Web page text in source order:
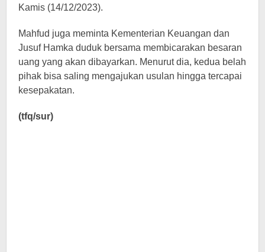
Kamis (14/12/2023).
Mahfud juga meminta Kementerian Keuangan dan
Jusuf Hamka duduk bersama membicarakan besaran
uang yang akan dibayarkan. Menurut dia, kedua belah
pihak bisa saling mengajukan usulan hingga tercapai
kesepakatan.
(tfq/sur)